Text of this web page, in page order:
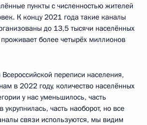
пункты с численностью жителей
К концу 2021 года такие каналы
до 13,5 тысячи населённых
более четырёх миллионов
переписи населения,
в 2022 году, количество населённых
у нас уменьшилось, часть
укрупнилась, часть наоборот, но все
связи используются, мы видим